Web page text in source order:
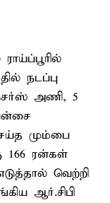
நடப்பு
அணி, 5
மும்பை
166 ரன்கள்
வெற்றி
ஆர்.சிபி